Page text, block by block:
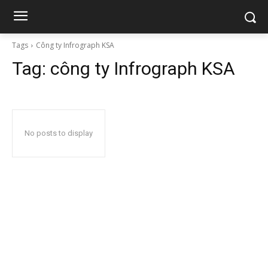
Tags Công ty Infrograph KSA
Tag: công ty Infrograph KSA
No posts to display